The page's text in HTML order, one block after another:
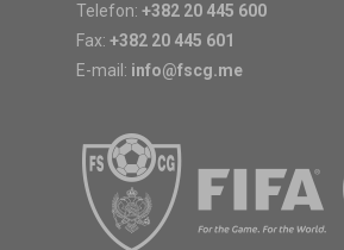
Telefon: +382 20 445 600
Fax: +382 20 445 601
E-mail: info@fscg.me